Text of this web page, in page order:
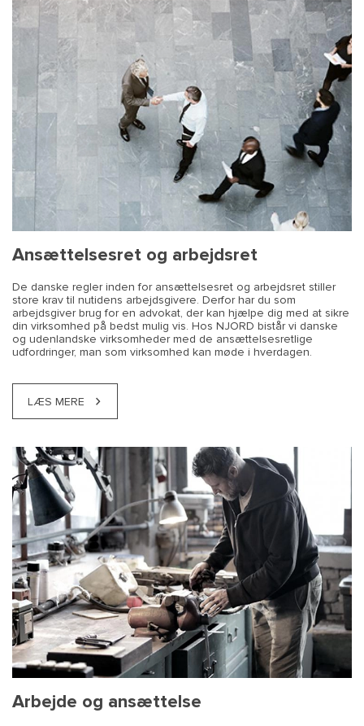
Ansættelsesret og arbejdsret
De danske regler inden for ansættelsesret og arbejdsret stiller
store krav til nutidens arbejdsgivere. Derfor har du som
arbejdsgiver brug for en advokat, der kan hjælpe dig med at sikre
din virksomhed på bedst mulig vis. Hos NJORD bistår vi danske
og udenlandske virksomheder med de ansættelsesretlige
udfordringer, man som virksomhed kan møde i hverdagen.
LÆS MERE
Arbejde og ansættelse